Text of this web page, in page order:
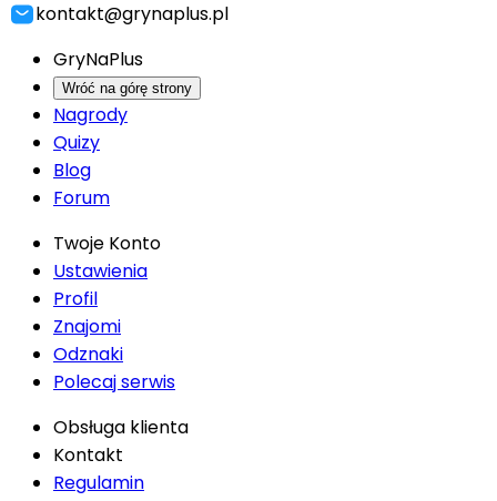
kontakt@grynaplus.pl
GryNaPlus
Wróć na górę strony
Nagrody
Quizy
Blog
Forum
Twoje Konto
Ustawienia
Profil
Znajomi
Odznaki
Polecaj serwis
Obsługa klienta
Kontakt
Regulamin